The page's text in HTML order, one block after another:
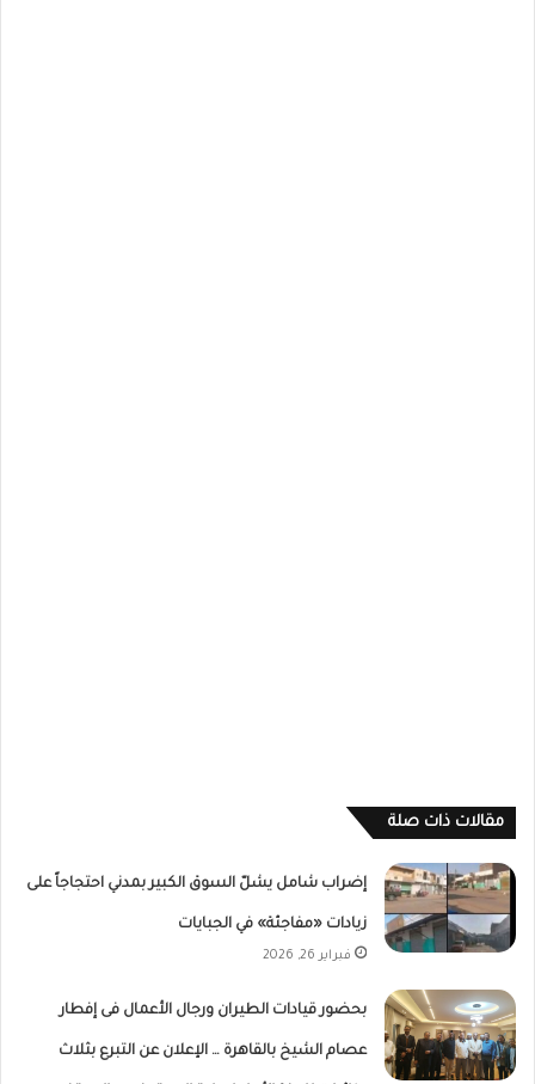
مقالات ذات صلة
إضراب شامل يشلّ السوق الكبير بمدني احتجاجاً على
زيادات «مفاجئة» في الجبايات
فبراير 26, 2026
بحضور قيادات الطيران ورجال الأعمال فى إفطار
عصام الشيخ بالقاهرة … الإعلان عن التبرع بثلاث